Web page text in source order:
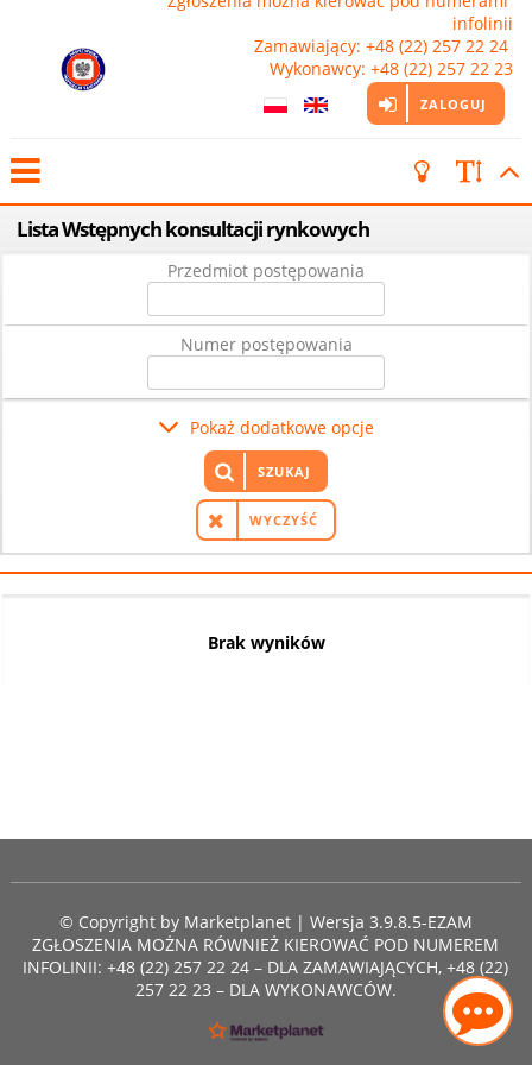
infolinii
Zamawiający: +48 (22) 257 22 24
Wykonawcy: +48 (22) 257 22 23
ZALOGUJ
Lista Wstępnych konsultacji rynkowych
Przedmiot postępowania
Numer postępowania
Pokaż dodatkowe opcje
WYCZYŚĆ
SZUKAJ
Brak wyników
© Copyright by Marketplanet| Wersja 3.9.8.5-EZAM
ZGŁOSZENIA MOŻNA RÓWNIEŻ KIEROWAĆ POD NUMEREM
INFOLINII: +48 (22) 257 22 24 – DLA ZAMAWIAJĄCYCH, +48 (22)
257 22 23 – DLA WYKONAWCÓW.